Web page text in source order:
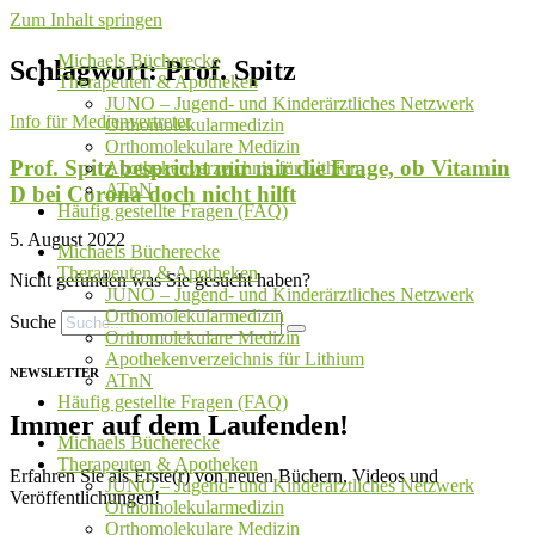
Zum Inhalt springen
Michaels Bücherecke
Therapeuten & Apotheken
JUNO – Jugend- und Kinderärztliches Netzwerk
Orthomolekularmedizin
Orthomolekulare Medizin
Apothekenverzeichnis für Lithium
ATnN
Häufig gestellte Fragen (FAQ)
Michaels Bücherecke
Therapeuten & Apotheken
JUNO – Jugend- und Kinderärztliches Netzwerk
Orthomolekularmedizin
Orthomolekulare Medizin
Apothekenverzeichnis für Lithium
ATnN
Häufig gestellte Fragen (FAQ)
Michaels Bücherecke
Therapeuten & Apotheken
JUNO – Jugend- und Kinderärztliches Netzwerk
Orthomolekularmedizin
Orthomolekulare Medizin
Schlagwort: Prof. Spitz
Info für Medienvertreter
Prof. Spitz bespricht mir mir die Frage, ob Vitamin
D bei Corona doch nicht hilft
5. August 2022
Nicht gefunden was Sie gesucht haben?
Suche
NEWSLETTER
Immer auf dem Laufenden!
Erfahren Sie als Erste(r) von neuen Büchern, Videos und
Veröffentlichungen!